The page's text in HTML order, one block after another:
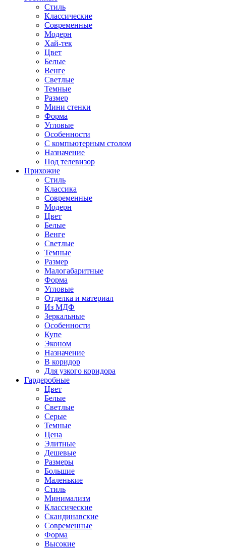
Стиль
Классические
Современные
Модерн
Хай-тек
Цвет
Белые
Венге
Светлые
Темные
Размер
Мини стенки
Форма
Угловые
Особенности
С компьютерным столом
Назначение
Под телевизор
Прихожие
Стиль
Классика
Современные
Модерн
Цвет
Белые
Венге
Светлые
Темные
Размер
Малогабаритные
Форма
Угловые
Отделка и материал
Из МДФ
Зеркальные
Особенности
Купе
Эконом
Назначение
В коридор
Для узкого коридора
Гардеробные
Цвет
Белые
Светлые
Серые
Темные
Цена
Элитные
Дешевые
Размеры
Большие
Маленькие
Стиль
Минимализм
Классические
Скандинавские
Современные
Форма
Высокие